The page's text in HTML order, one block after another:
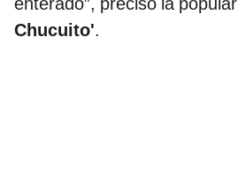
Chucuito'.